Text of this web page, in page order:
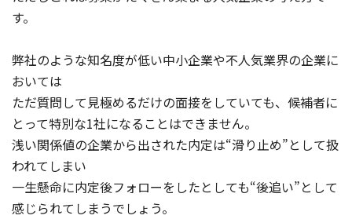
す。
弊社のような知名度が低い中小企業や不人気業界の企業に
おいては
ただ質問して見極めるだけの面接をしていても、候補者に
とって特別な1社になることはできません。
浅い関係値の企業から出された内定は“滑り止め”として扱
われてしまい
一生懸命に内定後フォローをしたとしても“後追い”として
感じられてしまうでしょう。